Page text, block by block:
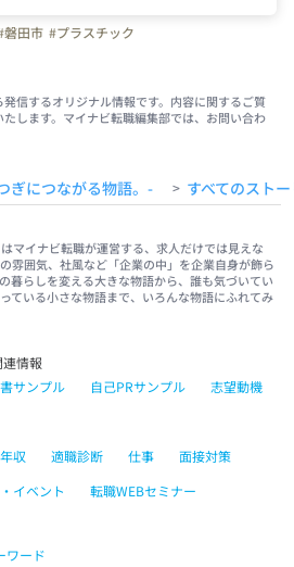
磐田市 #プラスチック
信するオリジナル情報です。内容に関するご質
します。マイナビ転職編集部では、お問い合わ
ぎにつながる物語。- > すべてのスト
マイナビ転職が運営する、求人だけでは見えな
雰囲気、社風など「企業の中」を企業自身が飾ら
暮らしを変える大きな物語から、誰も気づいてい
ている小さな物語まで、いろんな物語にふれてみ
情報
サンプル 自己PRサンプル
志望動機
年収 適職診断 仕事
面接対策
イベント 転職WEBセミナー
ワード